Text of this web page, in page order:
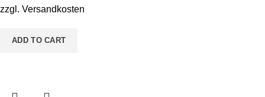
Sina
quantity
zzgl. Versandkosten
ADD TO CART